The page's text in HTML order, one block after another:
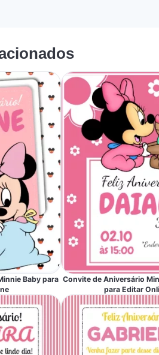
Baby para Convite de Aniversário
para Editar